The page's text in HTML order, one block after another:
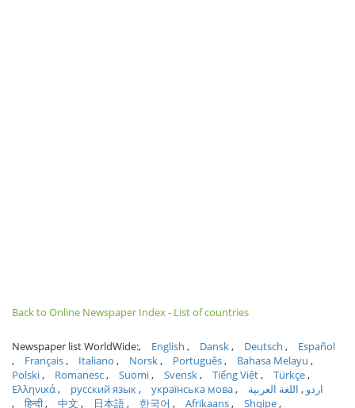
Back to Online Newspaper Index - List of countries
Newspaper list WorldWide: English Dansk Deutsch
Español
Français
Italiano Norsk Português
Bahasa Melayu
Polski
Romanesc Suomi Svensk Tiếng Việt
Türkçe
Ελληνικά
русский язык українська мова اردو
اللغة العربية
हिन्दी
中文 日本語 한국어 Afrikaans Shqipe